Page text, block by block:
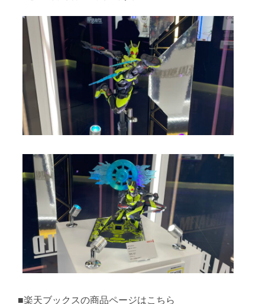
■楽天ブックスの商品ページはこちら